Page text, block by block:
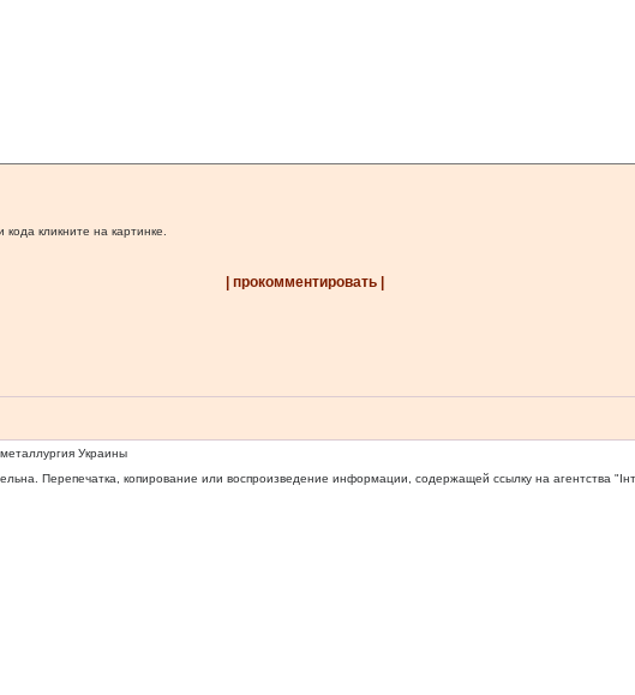
кликните на картинке.
| прокомментировать |
Украины
Перепечатка, копирование или воспроизведение информации, содержащей ссылку на агентства